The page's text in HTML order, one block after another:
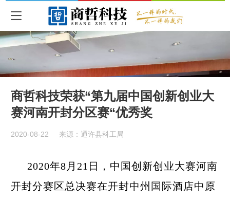
商哲科技荣获“第九届中国创新创业大
赛河南开封分区赛“优秀奖
2020-08-22 来源：通许县科工局
2020年8月21日，中国创新创业大赛河南
开封分赛区总决赛在开封中州国际酒店中原